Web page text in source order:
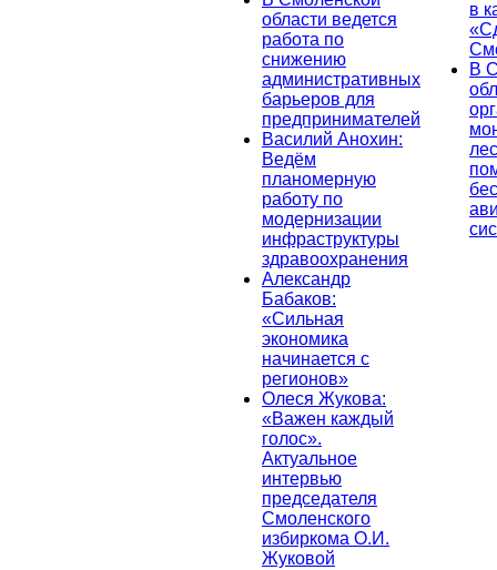
области ведется
работа по
снижению
административных
барьеров для
предпринимателей
Василий Анохин:
Ведём
планомерную
работу по
модернизации
инфраструктуры
здравоохранения
Александр
Бабаков:
«Сильная
экономика
начинается с
регионов»
Олеся Жукова:
«Важен каждый
голос».
Актуальное
интервью
председателя
Смоленского
избиркома О.И.
Жуковой
в
В